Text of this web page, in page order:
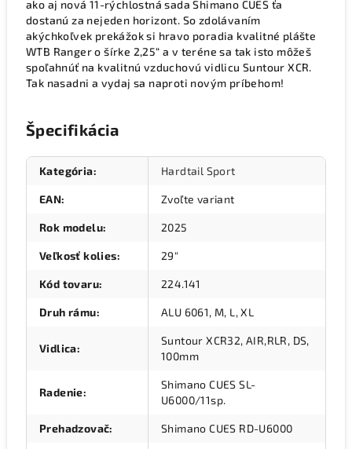
ako aj nová 11-rýchlostná sada Shimano CUES ťa
dostanú za nejeden horizont. So zdolávaním
akýchkoľvek prekážok si hravo poradia kvalitné plášte
WTB Ranger o šírke 2,25“ a v teréne sa tak isto môžeš
spoľahnúť na kvalitnú vzduchovú vidlicu Suntour XCR.
Tak nasadni a vydaj sa naproti novým príbehom!
Špecifikácia
Kategória: Hardtail Sport
EAN: Zvoľte variant
Rok modelu: 2025
Veľkosť kolies: 29"
Kód tovaru: 224.141
Druh rámu: ALU 6061, M, L, XL
Vidlica:
Suntour XCR32, AIR,RLR, DS,
100mm
Radenie:
Shimano CUES SL-
U6000/11sp.
Prehadzovač: Shimano CUES RD-U6000